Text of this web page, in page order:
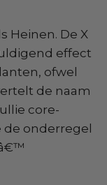
Heinen. De X
effect
ofwel
de naam
core-
de onderregel